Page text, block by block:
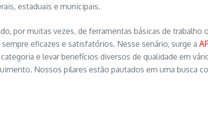
estaduais e municipais.
por muitas vezes, de ferramentas básicas de
eficazes e satisfatórios. Nesse senário, surge a
e levar benefícios diversos de qualidade em
Nossos pilares estão pautados em uma busca